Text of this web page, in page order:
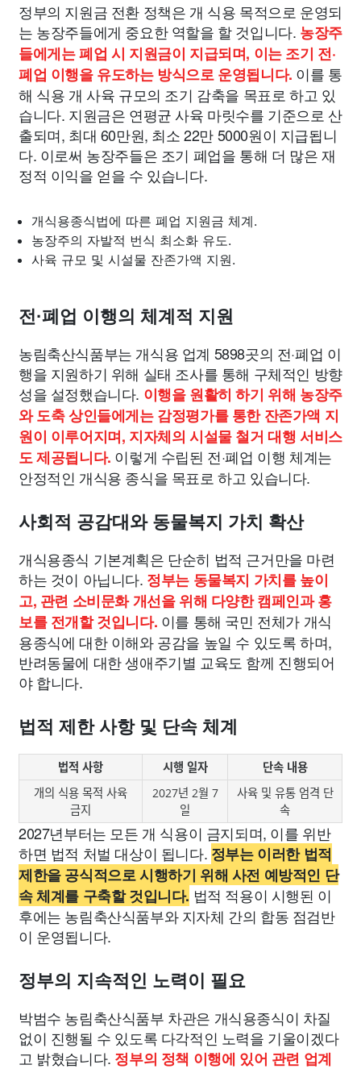
정부의 지원금 전환 정책은 개 식용 목적으로 운영되
는 농장주들에게 중요한 역할을 할 것입니다. 농장주
들에게는 폐업 시 지원금이 지급되며, 이는 조기 전·
폐업 이행을 유도하는 방식으로 운영됩니다. 이를 통
해 식용 개 사육 규모의 조기 감축을 목표로 하고 있
습니다. 지원금은 연평균 사육 마릿수를 기준으로 산
출되며, 최대 60만원, 최소 22만 5000원이 지급됩니
다. 이로써 농장주들은 조기 폐업을 통해 더 많은 재
정적 이익을 얻을 수 있습니다.
개식용종식법에 따른 폐업 지원금 체계.
농장주의 자발적 번식 최소화 유도.
사육 규모 및 시설물 잔존가액 지원.
전·폐업 이행의 체계적 지원
농림축산식품부는 개식용 업계 5898곳의 전·폐업 이
행을 지원하기 위해 실태 조사를 통해 구체적인 방향
성을 설정했습니다. 이행을 원활히 하기 위해 농장주
와 도축 상인들에게는 감정평가를 통한 잔존가액 지
원이 이루어지며, 지자체의 시설물 철거 대행 서비스
도 제공됩니다. 이렇게 수립된 전·폐업 이행 체계는
안정적인 개식용 종식을 목표로 하고 있습니다.
사회적 공감대와 동물복지 가치 확산
개식용종식 기본계획은 단순히 법적 근거만을 마련
하는 것이 아닙니다. 정부는 동물복지 가치를 높이
고, 관련 소비문화 개선을 위해 다양한 캠페인과 홍
보를 전개할 것입니다. 이를 통해 국민 전체가 개식
용종식에 대한 이해와 공감을 높일 수 있도록 하며,
반려동물에 대한 생애주기별 교육도 함께 진행되어
야 합니다.
법적 제한 사항 및 단속 체계
법적 사항 시행 일자
단속 내용
개의 식용 목적 사육
금지
2027년 2월 7
일
사육 및 유통 엄격 단
속
2027년부터는 모든 개 식용이 금지되며, 이를 위반
하면 법적 처벌 대상이 됩니다. 정부는 이러한 법적
제한을 공식적으로 시행하기 위해 사전 예방적인 단
속 체계를 구축할 것입니다. 법적 적용이 시행된 이
후에는 농림축산식품부와 지자체 간의 합동 점검반
이 운영됩니다.
정부의 지속적인 노력이 필요
박범수 농림축산식품부 차관은 개식용종식이 차질
없이 진행될 수 있도록 다각적인 노력을 기울이겠다
고 밝혔습니다. 정부의 정책 이행에 있어 관련 업계